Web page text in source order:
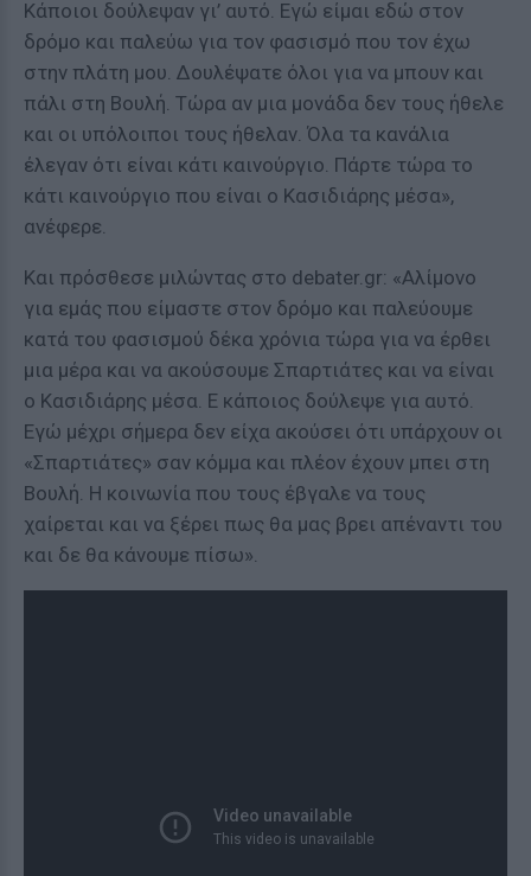
Κάποιοι δούλεψαν γι’ αυτό. Εγώ είμαι εδώ στον
δρόμο και παλεύω για τον φασισμό που τον έχω
στην πλάτη μου. Δουλέψατε όλοι για να μπουν και
πάλι στη Βουλή. Τώρα αν μια μονάδα δεν τους ήθελε
και οι υπόλοιποι τους ήθελαν. Όλα τα κανάλια
έλεγαν ότι είναι κάτι καινούργιο. Πάρτε τώρα το
κάτι καινούργιο που είναι ο Κασιδιάρης μέσα»,
ανέφερε.
Και πρόσθεσε μιλώντας στο debater.gr: «Αλίμονο
για εμάς που είμαστε στον δρόμο και παλεύουμε
κατά του φασισμού δέκα χρόνια τώρα για να έρθει
μια μέρα και να ακούσουμε Σπαρτιάτες και να είναι
ο Κασιδιάρης μέσα. Ε κάποιος δούλεψε για αυτό.
Εγώ μέχρι σήμερα δεν είχα ακούσει ότι υπάρχουν οι
«Σπαρτιάτες» σαν κόμμα και πλέον έχουν μπει στη
Βουλή. Η κοινωνία που τους έβγαλε να τους
χαίρεται και να ξέρει πως θα μας βρει απέναντι του
και δε θα κάνουμε πίσω».